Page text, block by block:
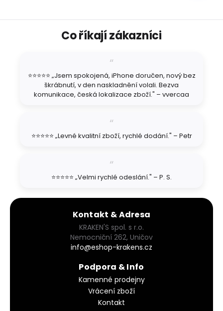
Co říkají zákazníci
⭐⭐⭐⭐⭐ „Jsem spokojená, iPhone doručen, nový bez
škrábnutí, v den naskladnění volali. Bezva
komunikace, česká lokalizace zboží." – vvercaa
⭐⭐⭐⭐⭐ „Levné kvalitní zboží, rychlé dodání." – Petr
⭐⭐⭐⭐⭐ „Velmi rychlé odeslání." – P. S.
Kontakt & Adresa
KRAKEN'S spol. s r.o.
Nemocniční 262, Uničov
info@eshop-krakens.cz
Podpora & Info
Kamenné prodejny
Vrácení zboží
Kontakt